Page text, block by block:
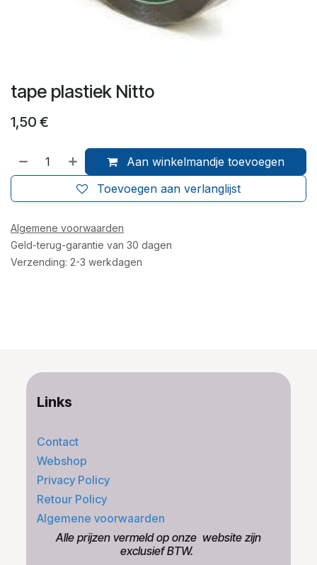
tape plastiek Nitto
1,50 €
Aan winkelmandje toevoegen
Toevoegen aan verlanglijst
Algemene voorwaarden
Geld-terug-garantie van 30 dagen
Verzending: 2-3 werkdagen
Links
Contact
Webshop
Privacy Policy
Retour Policy
Algemene voorwaarden
​Alle prijzen vermeld op onze ​website zijn
exclusief BTW.